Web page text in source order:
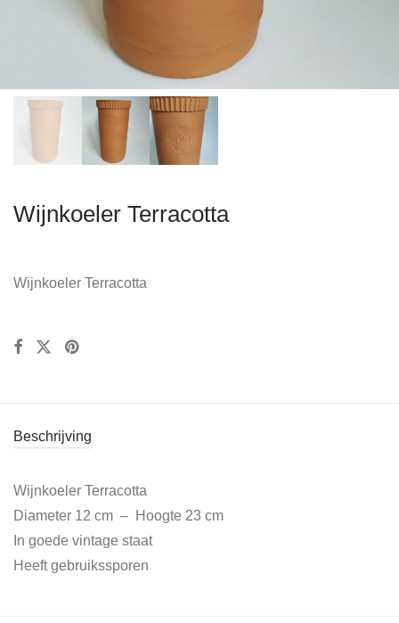
Wijnkoeler Terracotta
Wijnkoeler Terracotta
Beschrijving
Wijnkoeler Terracotta
Diameter 12 cm – Hoogte 23 cm
In goede vintage staat
Heeft gebruikssporen